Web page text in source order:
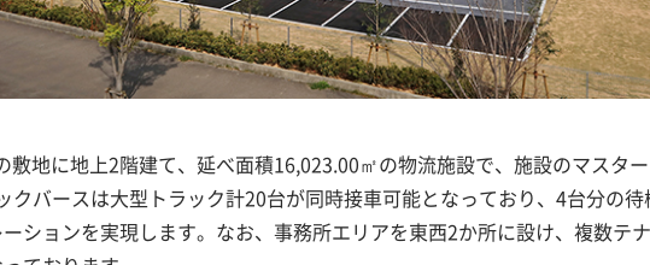
敷地に地上2階建て、延べ面積16,023.00㎡の物流施設で、施設のマスタ
クバースは大型トラック計20台が同時接車可能となっており、4台分の
ションを実現します。なお、事務所エリアを東西2か所に設け、複数テ